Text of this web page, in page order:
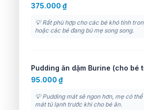
375.000 ₫
💡 Rất phù hợp cho các bé khó tính
hoặc các bé đang bú mẹ song song.
Pudding ăn dặm Burine (cho bé
95.000 ₫
💡 Pudding mát sẽ ngon hơn, mẹ có
mát tủ lạnh trước khi cho bé ăn.